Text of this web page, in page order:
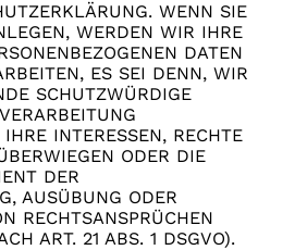
WENN SIE
WERDEN WIR IHRE
DATEN
ES SEI DENN, WIR
SCHUTZWÜRDIGE
INTERESSEN, RECHTE
ODER DIE
DER
AUSÜBUNG ODER
RECHTSANSPRÜCHEN
ART. 21 ABS. 1 DSGVO).